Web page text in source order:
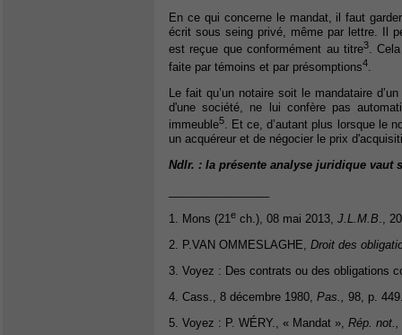
En ce qui concerne le mandat, il faut
écrit sous seing privé, même par lettre. Il
est reçue que conformément au titre3.
faite par témoins et par présomptions4
Le fait qu’un notaire soit le mandataire
d'une société, ne lui confère pas
immeuble5. Et ce, d’autant plus lorsque le
un acquéreur et de négocier le prix
Ndlr. : la présente analyse juridique vaut
1. Mons (21e ch.), 08 mai 2013, J.L.M.B.,
2. P.VAN OMMESLAGHE, Droit des
3. Voyez : Des contrats ou des obligations
4. Cass., 8 décembre 1980, Pas., 98, p. 449.
5. Voyez : P. WÉRY., « Mandat », Rép. not.,